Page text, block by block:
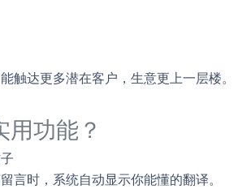
触达更多潜在客户，生意更上一层楼。
用功能？
言时，系统自动显示你能懂的翻译。